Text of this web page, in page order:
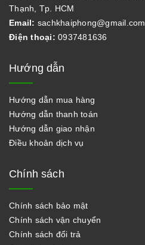
Thạnh, Tp. HCM
Email: sachkhaiphong@gmail.com
Điện thoại: 0937481636
Hướng dẫn
Hướng dẫn mua hàng
Hướng dẫn thanh toán
Hướng dẫn giao nhận
Điều khoản dịch vụ
Chính sách
Chính sách bảo mật
Chính sách vận chuyển
Chính sách đổi trả